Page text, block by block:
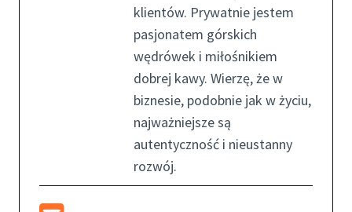
klientów. Prywatnie jestem
pasjonatem górskich
wędrówek i miłośnikiem
dobrej kawy. Wierzę, że w
biznesie, podobnie jak w życiu,
najważniejsze są
autentyczność i nieustanny
rozwój.